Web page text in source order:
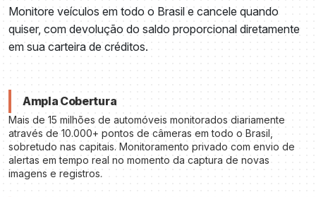
Monitore veículos em todo o Brasil e cancele quando
quiser, com devolução do saldo proporcional diretamente
em sua carteira de créditos.
Ampla Cobertura
Mais de 15 milhões de automóveis monitorados diariamente
através de 10.000+ pontos de câmeras em todo o Brasil,
sobretudo nas capitais. Monitoramento privado com envio de
alertas em tempo real no momento da captura de novas
imagens e registros.